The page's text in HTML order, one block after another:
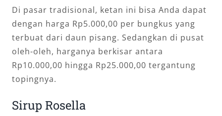
Di pasar tradisional, ketan ini bisa Anda dapat
dengan harga Rp5.000,00 per bungkus yang
terbuat dari daun pisang. Sedangkan di pusat
oleh-oleh, harganya berkisar antara
Rp10.000,00 hingga Rp25.000,00 tergantung
topingnya.
Sirup Rosella